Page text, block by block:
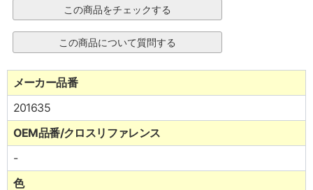
メーカー品番
201635
OEM品番/クロスリファレンス
-
色